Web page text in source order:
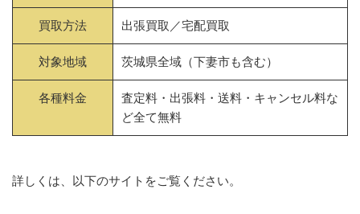
買取方法 出張買取／宅配買取
対象地域 茨城県全域（下妻市も含む）
各種料金
査定料・出張料・送料・キャンセル料な
ど全て無料
詳しくは、以下のサイトをご覧ください。